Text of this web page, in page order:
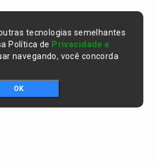
tecnologias semelhantes
Política de Privacidade e
navegando, você concorda
OK